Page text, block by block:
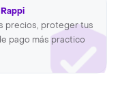
precios, proteger tus
pago más practico